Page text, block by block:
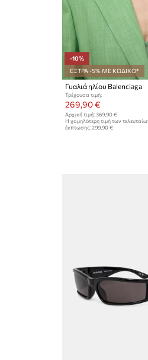
-10%
ΕΞΤΡΑ -5% ΜΕ ΚΩΔΙΚΟ*
Γυαλιά ηλίου Balenciaga
Τρέχουσα τιμή:
269,90 €
Αρχική τιμή: 369,90 €
Η χαμηλότερη τιμή των
έκπτωσης: 299,90 €